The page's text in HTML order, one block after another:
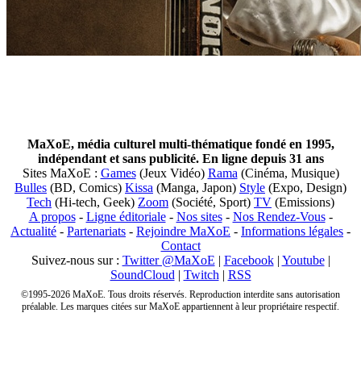
MaXoE, média culturel multi-thématique fondé en 1995,
indépendant et sans publicité. En ligne depuis 31 ans
Sites MaXoE : Games(Jeux Vidéo) Rama (Cinéma, Musique)
Bulles (BD, Comics) Kissa (Manga, Japon) Style (Expo, Design)
Tech (Hi-tech, Geek) Zoom (Société, Sport) TV (Emissions)
A propos- Ligne éditoriale- Nos sites- Nos Rendez-Vous-
Actualité - Partenariats - Rejoindre MaXoE - Informations légales -
Contact
Suivez-nous sur : Twitter @MaXoE | Facebook| Youtube|
SoundCloud | Twitch | RSS
©1995-2026 MaXoE. Tous droits réservés. Reproduction interdite sans autorisation
préalable. Les marques citées sur MaXoE appartiennent à leur propriétaire respectif.